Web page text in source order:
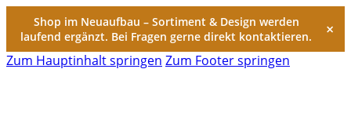
Shop im Neuaufbau – Sortiment & Design werden
laufend ergänzt. Bei Fragen gerne direkt kontaktieren.
×
Zum Hauptinhalt springen Zum Footer springen